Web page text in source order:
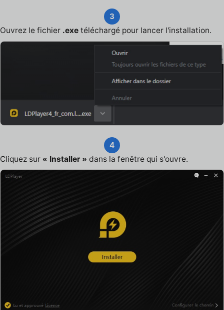
3
Ouvrez le fichier .exe téléchargé pour lancer l'installation.
4
Cliquez sur « Installer » dans la fenêtre qui s'ouvre.